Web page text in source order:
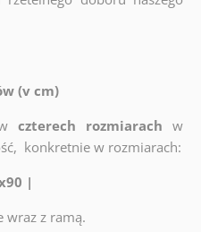
(v cm)
czterech rozmiarach
w
konkretnie w rozmiarach:
|
wraz z ramą.